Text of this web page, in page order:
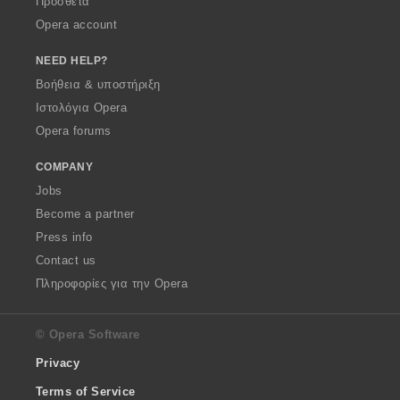
Opera account
NEED HELP?
Βοήθεια & υποστήριξη
Ιστολόγια Opera
Opera forums
COMPANY
Jobs
Become a partner
Press info
Contact us
Πληροφορίες για την Opera
© Opera Software
Privacy
Terms of Service